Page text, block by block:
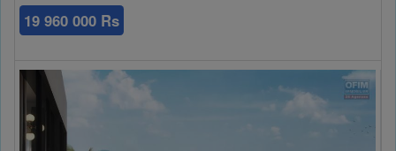
19 960 000 Rs